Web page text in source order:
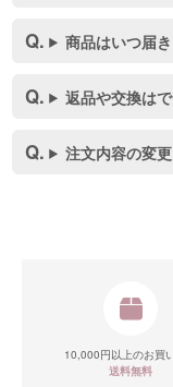
商品はいつ届
返品や交換は
注文内容の変
10,000円以上のお買
送料無料